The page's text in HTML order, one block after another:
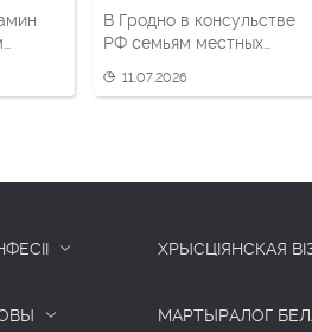
за
В Гродно в консульстве
РФ семьям местных
российские медали
11.07.2026
ХРЫСЦІЯНСКАЯ
МАРТЫРАЛОГ